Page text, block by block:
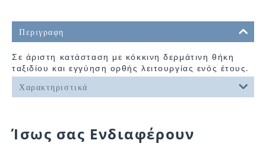
Περιγραφη
Σε άριστη κατάσταση με κόκκινη δερμάτινη θήκη
ταξιδίου και εγγύηση ορθής λειτουργίας ενός έτους.
Χαρακτηριστικά
Ίσως σας Ενδιαφέρουν